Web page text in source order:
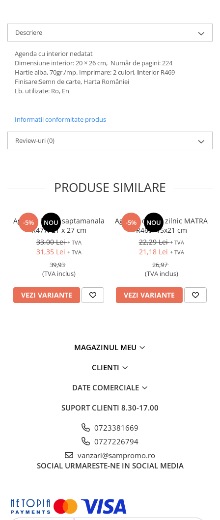
Descriere
Agenda cu interior nedatat
Dimensiune interior: 20 × 26 cm, Număr de pagini: 224
Hartie alba, 70gr./mp. Imprimare: 2 culori, Interior R469
Finisare:Semn de carte, Harta României
Lb. utilizate: Ro, En
Informatii conformitate produs
Review-uri(0)
PRODUSE SIMILARE
-5% NOU
Agenda Matra saptamanala
R477, 21 x 27 cm
33,00 Lei+ TVA
31,35 Lei + TVA
39,93
(TVA inclus)
VEZI VARIANTE
-5% NOU
Agenda datata zilnic MATRA
R460, 15x21 cm
22,29 Lei+ TVA
21,18 Lei + TVA
26,97
(TVA inclus)
VEZI VARIANTE
MAGAZINUL MEU
CLIENTI
DATE COMERCIALE
SUPORT CLIENTI 8.30-17.00
0723381669
0727226794
vanzari@sampromo.ro
SOCIAL URMARESTE-NE IN SOCIAL MEDIA